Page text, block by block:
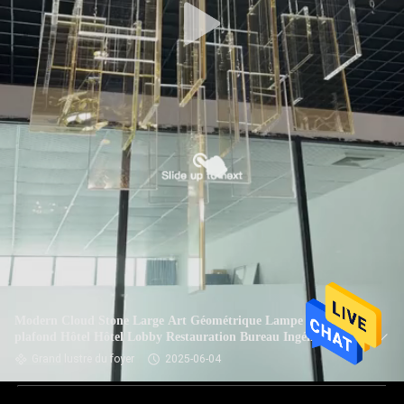
Modern Cloud Stone Large Art Géométrique Lampe de
plafond Hôtel Hôtel Lobby Restauration Bureau Ingénierie
Éclairage personnalisé
Grand lustre du foyer 2025-06-04